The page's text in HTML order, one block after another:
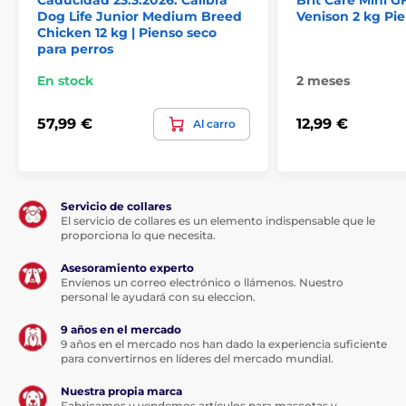
seca 3 %, levadura, hígado de pollo hidrolizado 2 %,
aceite de salmón 2 %, prebióticos (manano-
oligosacáridos 150 mg/kg, β-glucanos 120 mg/kg,
secos 250 mg/kg, Yucca schidigera 100 mg/kg,
células/kg).
Dog Life Junior Medium Breed
Chicken 12 kg | Pienso seco
para perros
En stock
57,99 € Al carro
Venison 2 kg
2 meses
12,99 €
Servicio de collares
El servicio de collares es un elemento indispensable que le
proporciona lo que necesita.
Asesoramiento experto
Envíenos un correo electrónico o llámenos. Nuestro
personal le ayudará con su eleccion.
9 años en el mercado
9 años en el mercado nos han dado la experiencia suficiente
para convertirnos en líderes del mercado mundial.
Nuestra propia marca